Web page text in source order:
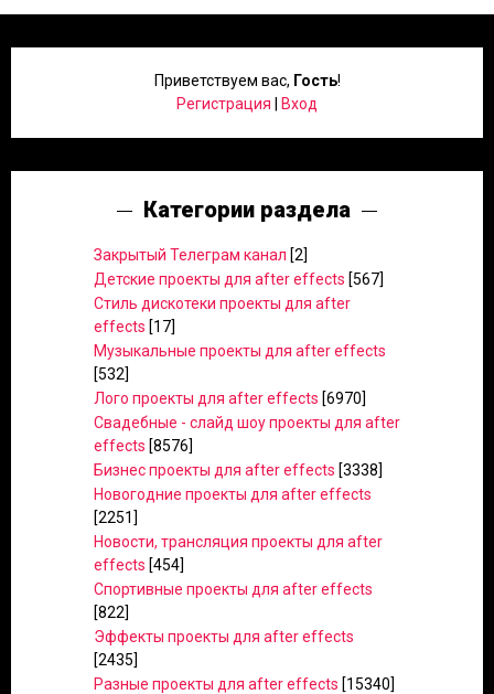
Приветствуем вас, Гость!
Регистрация
Вход
Категории раздела
Закрытый Телеграм канал [2]
Детские проекты для after effects [567]
Стиль дискотеки проекты для after
effects [17]
Музыкальные проекты для after effects
[532]
Лого проекты для after effects [6970]
Свадебные - слайд шоу проекты для after
effects [8576]
Бизнес проекты для after effects [3338]
Новогодние проекты для after effects
[2251]
Новости, трансляция проекты для after
effects [454]
Спортивные проекты для after effects
[822]
Эффекты проекты для after effects
[2435]
Разные проекты для after effects [15340]